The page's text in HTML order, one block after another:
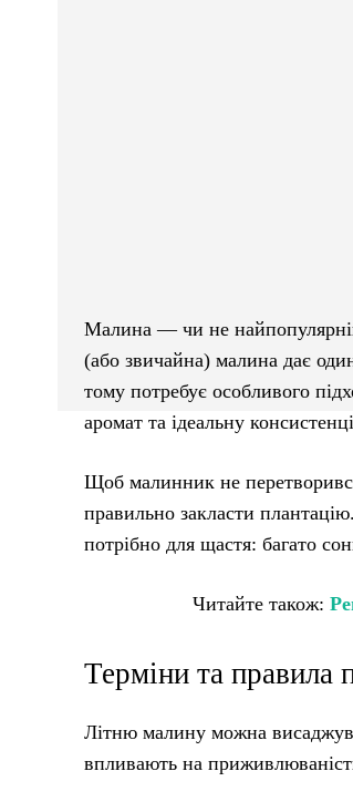
Малина — чи не
(або звичайна) малина дає
тому потребує особливого
аромат та ідеальну
Щоб малинник не
правильно закласти
потрібно для щастя: багато
Читайте також:
Терміни та правила
Літню малину можна
впливають на